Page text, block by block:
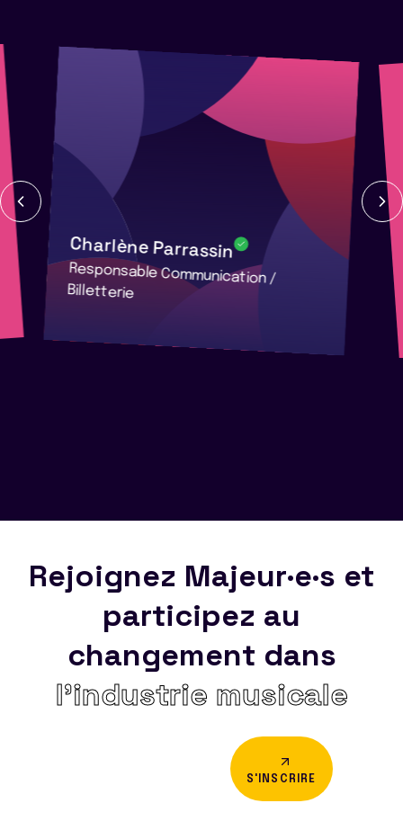
Charlène Parrassin
Responsable Communication /
Billetterie
Rejoignez Majeur·e·s et
participez au
changement dans
l’industrie musicale
S'INSCRIRE